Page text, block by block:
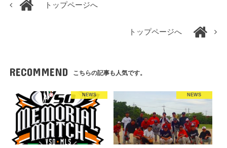
トップページへ
トップページへ
RECOMMEND こちらの記事も人気です。
NEWS NEWS